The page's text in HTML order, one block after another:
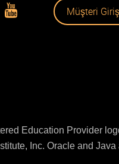
Müşteri
Education Provider
Inc. Oracle and